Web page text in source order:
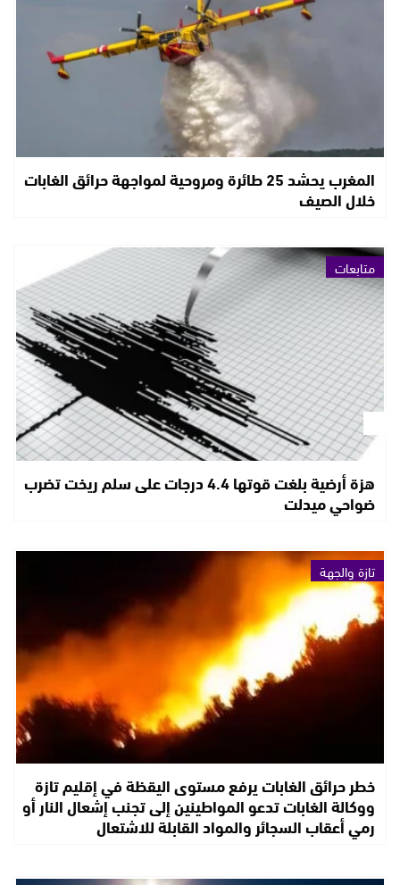
المغرب يحشد 25 طائرة ومروحية لمواجهة حرائق الغابات
خلال الصيف
متابعات
هزة أرضية بلغت قوتها 4.4 درجات على سلم ريخت تضرب
ضواحي ميدلت
تازة والجهة
خطر حرائق الغابات يرفع مستوى اليقظة في إقليم تازة
ووكالة الغابات تدعو المواطينين إلى تجنب إشعال النار أو
رمي أعقاب السجائر والمواد القابلة للاشتعال